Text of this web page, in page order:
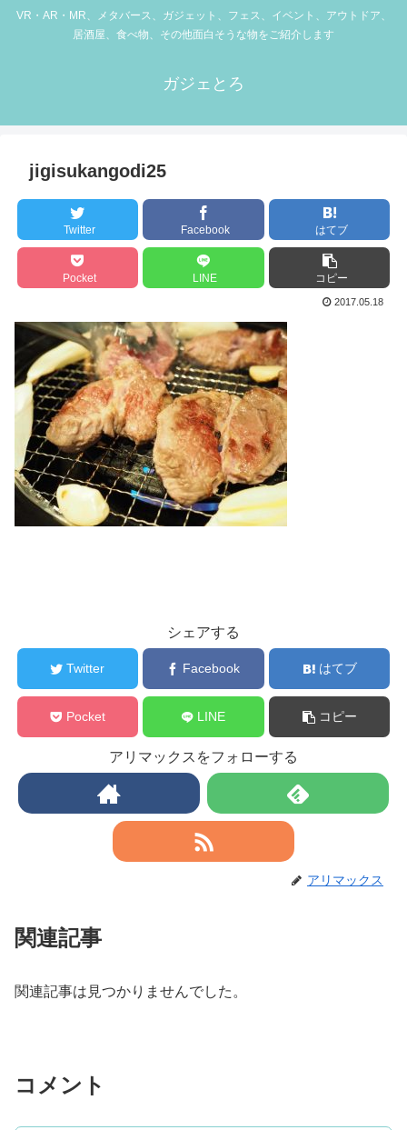
VR・AR・MR、メタバース、ガジェット、フェス、イベント、アウトドア、
居酒屋、食べ物、その他面白そうな物をご紹介します
ガジェとろ
jigisukangodi25
Twitter Facebook はてブ
Pocket LINE コピー
2017.05.18
シェアする
Twitter Facebook はてブ
Pocket LINE コピー
アリマックスをフォローする
アリマックス
関連記事
関連記事は見つかりませんでした。
コメント